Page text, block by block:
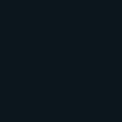
einer vollen und
bereits aus dem
Vertrag sei dies
überzahlten 2.453,59 hfl
Erwerbes eines
der Klägerin ins
Urteil hat die
eingelegt und diese